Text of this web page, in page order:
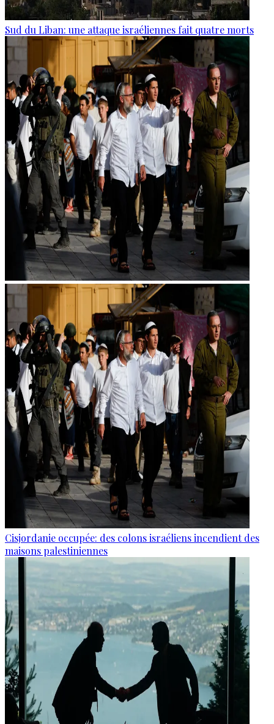
Sud du Liban: une attaque israéliennes fait quatre morts
Cisjordanie occupée: des colons israéliens incendient des
maisons palestiniennes